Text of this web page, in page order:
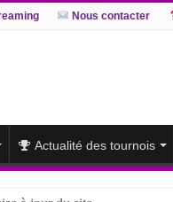
Nous contacter
Actualité des tournois